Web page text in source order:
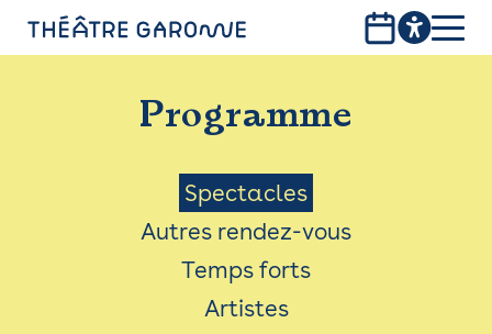
PROGRAMME
INFOS PRATIQUES
AVEC LES PUBLICS
ACCESSIBILITÉ
LES PRODUCTIONS
Programme
Menu
Saison
Spectacles
Autres rendez-vous
Temps forts
Artistes